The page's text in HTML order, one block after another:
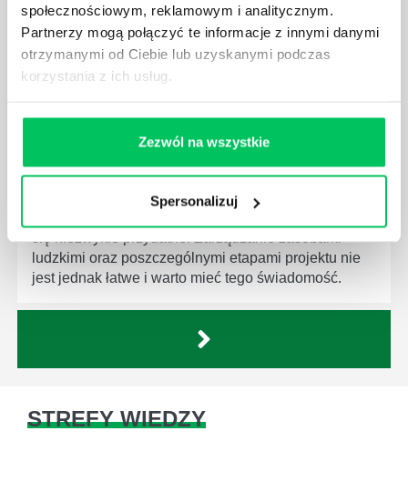
społecznościowym, reklamowym i analitycznym.
Partnerzy mogą połączyć te informacje z innymi danymi
otrzymanymi od Ciebie lub uzyskanymi podczas
korzystania z ich usług.
Zezwól na wszystkie
Spersonalizuj
firmie. Osoba je pełniąca jest w pełni odpowiedzialna
za realizację działań podległych mu osób oraz
działu.
JAKĄ METODĘ ZARZĄDZANIA POWINIEN ZNAĆ
ludzkimi oraz poszczególnymi etapami projektu nie
jest jednak łatwe i warto mieć tego świadomość.
STREFY WIEDZY